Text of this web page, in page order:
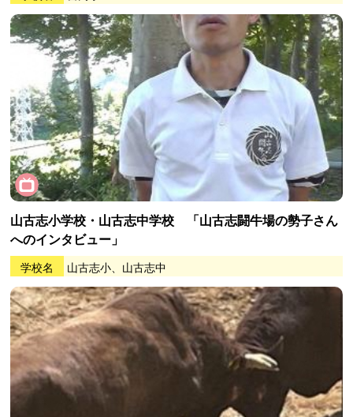
山古志小学校・山古志中学校 「山古志闘牛場の勢子さん
へのインタビュー」
学校名 山古志小、山古志中